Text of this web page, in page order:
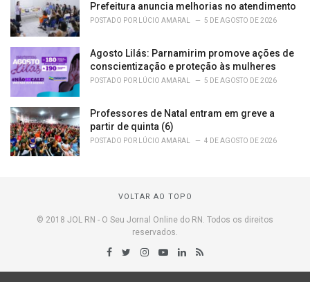
Prefeitura anuncia melhorias no atendimento
POSTADO POR LÚCIO AMARAL 5 DE AGOSTO DE 2026
Agosto Lilás: Parnamirim promove ações de
conscientização e proteção às mulheres
POSTADO POR LÚCIO AMARAL 5 DE AGOSTO DE 2026
Professores de Natal entram em greve a
partir de quinta (6)
POSTADO POR LÚCIO AMARAL 4 DE AGOSTO DE 2026
VOLTAR AO TOPO
© 2018 JOL RN - O Seu Jornal Online do RN. Todos os direitos
reservados.